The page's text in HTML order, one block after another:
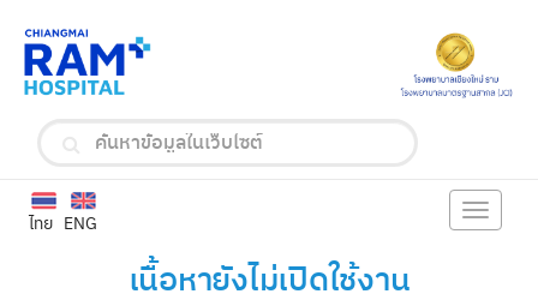
ENG
ไทย Toggle
เนื้อหายังไม่เปิดใช้งาน